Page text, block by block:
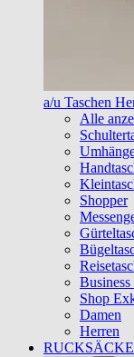
a/u Taschen
Alle
Shopper
Shop
Damen
Herren
RUCKSÄCKE